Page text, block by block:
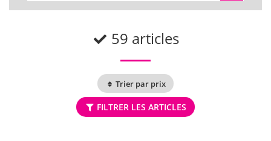
59 articles
Trier par prix
FILTRER LES ARTICLES